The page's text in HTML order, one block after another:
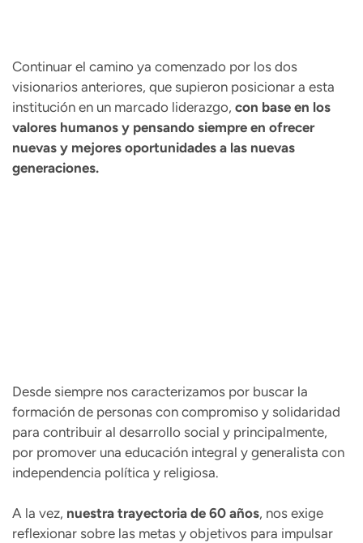
Continuar el camino ya comenzado por los dos
visionarios anteriores, que supieron posicionar a esta
institución en un marcado liderazgo, con base en los
valores humanos y pensando siempre en ofrecer
nuevas y mejores oportunidades a las nuevas
generaciones.
Desde siempre nos caracterizamos por buscar la
formación de personas con compromiso y solidaridad
para contribuir al desarrollo social y principalmente,
por promover una educación integral y generalista con
independencia política y religiosa.
A la vez, nuestra trayectoria de 60 años, nos exige
reflexionar sobre las metas y objetivos para impulsar